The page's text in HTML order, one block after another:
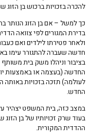
להכרה בזכויות ברכוש בן הזוג
כך למשל – אם בן הזוג הנותר
בדירת המגורים לפי צוואה
ולאחר פטירתו לילדים ואם
חדשה שעברה להתגורר עימו
בציבור וניהלו משק בית
החדשה (בעצמה או באמצעות
לעולמה) תזכה בזכויות באותה
החדש.
במצב כזה, בית המשפט יצהיר על
בעוד שרק זכויותיו של בן הזוג
ההדדית המקורית.